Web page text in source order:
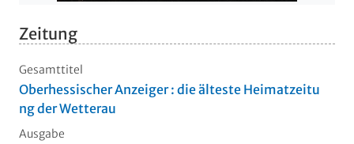
Zeitung
Gesamttitel
Oberhessischer Anzeiger : die älteste Heimatzeitu
ng der Wetterau
Ausgabe